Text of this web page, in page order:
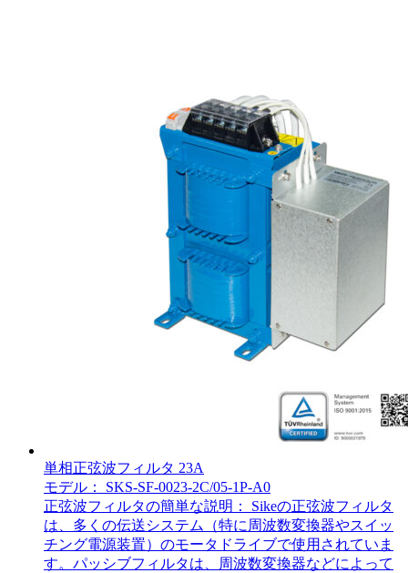
単相正弦波フィルタ 23A
モデル： SKS-SF-0023-2C/05-1P-A0
正弦波フィルタの簡単な説明： Sikeの正弦波フィルタ
は、多くの伝送システム（特に周波数変換器やスイッ
チング電源装置）のモータドライブで使用されていま
す。パッシブフィルタは、周波数変換器などによって